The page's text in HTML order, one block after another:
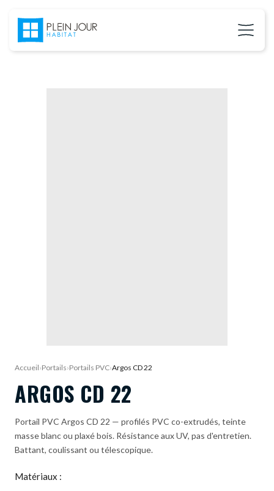
Accueil›Portails›Portails PVC›Argos CD 22
ARGOS CD 22
Portail PVC Argos CD 22 — profilés PVC co-extrudés, teinte
masse blanc ou plaxé bois. Résistance aux UV, pas d'entretien.
Battant, coulissant ou télescopique.
Matériaux :